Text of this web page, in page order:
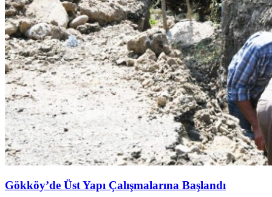
Gökköy’de Üst Yapı Çalışmalarına Başlandı